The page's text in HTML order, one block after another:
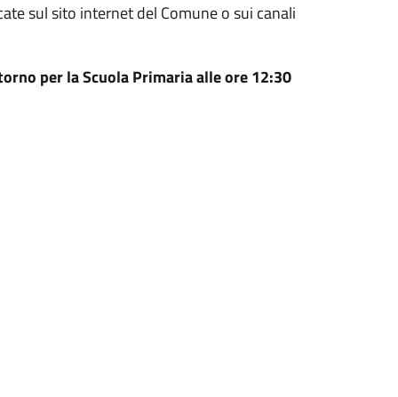
sul sito internet del Comune o sui canali
per la Scuola Primaria alle ore 12:30